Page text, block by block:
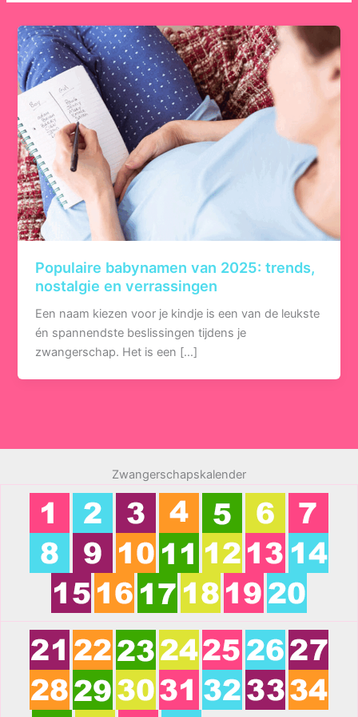
Populaire babynamen van 2025: trends,
nostalgie en verrassingen
Een naam kiezen voor je kindje is een van de leukste
én spannendste beslissingen tijdens je
zwangerschap. Het is een […]
Zwangerschapskalender